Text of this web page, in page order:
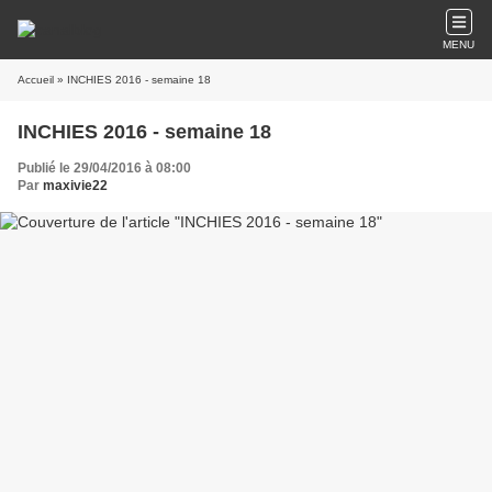
MENU
Accueil » INCHIES 2016 - semaine 18
INCHIES 2016 - semaine 18
Publié le 29/04/2016 à 08:00
Par maxivie22